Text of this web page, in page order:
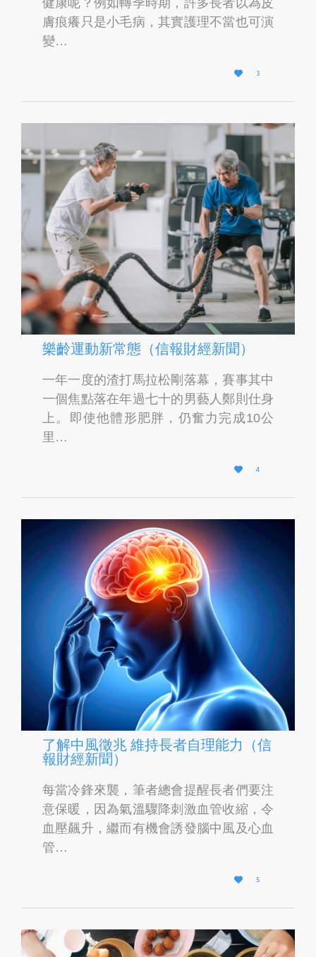
健康呢？例如轉季時期，許多長者以為皮
膚痕癢只是小毛病，其實護理不當也可演
變…

L
O
I
3
樂齡運動新常態（信報財經新聞）
一年一度的渣打馬拉松剛落幕，賽事其中
一個焦點落在年過七十的男藝人鄭則仕身
上。即使他體形肥胖，仍奮力完成10公
里…

O
I
4
了解中風徵兆 維持長者自理能力（信
報財經新聞）
每當冷鋒來襲，筆者總會提醒長者們要注
意保暖，因為氣溫驟降刺激血管收縮，令
血壓飆升，繼而有機會誘發腦中風及心血
管…

L
O
I
5